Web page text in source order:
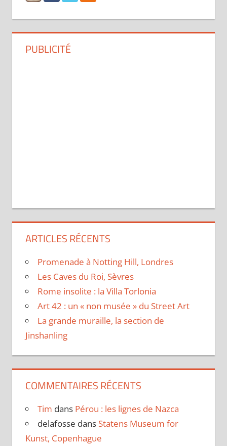
PUBLICITÉ
ARTICLES RÉCENTS
Promenade à Notting Hill, Londres
Les Caves du Roi, Sèvres
Rome insolite : la Villa Torlonia
Art 42 : un « non musée » du Street Art
La grande muraille, la section de
Jinshanling
COMMENTAIRES RÉCENTS
Tim dans Pérou : les lignes de Nazca
delafosse dans Statens Museum for
Kunst, Copenhague